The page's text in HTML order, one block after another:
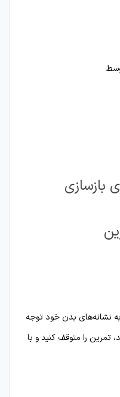
بازسازی
نشانه‌های بدن خود توجه
تمرین را متوقف کنید و با